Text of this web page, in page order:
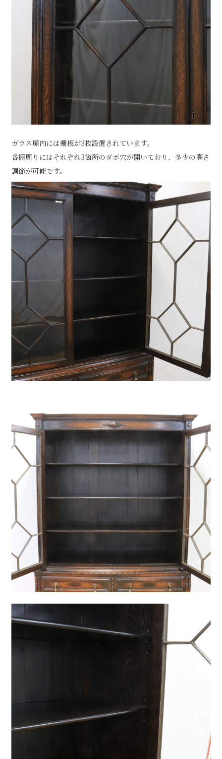
ガラス扉内には棚板が3枚設置されています。
各棚周りにはそれぞれ3箇所のダボ穴が開いており、多少の高さ
調節が可能です。